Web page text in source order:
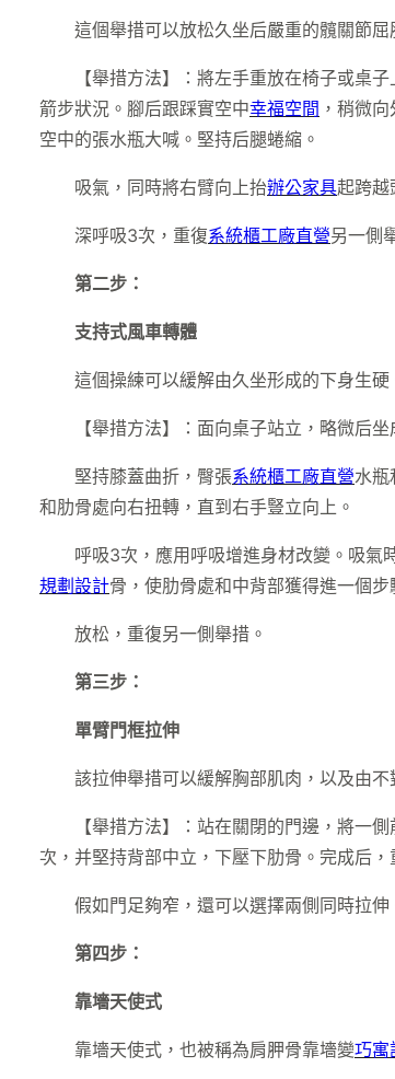
這個舉措可以放松久坐后嚴重的髖關節屈
【舉措方法】：將左手重放在椅子或桌
箭步狀況。腳后跟踩實空中幸福空間 ，稍微
空中的張水瓶大喊。堅持后腿蜷縮。
吸氣，同時將右臂向上抬辦公家具起跨越
深呼吸3次，重復系統櫃工廠直營另一側
第二步：
支持式風車轉體
這個操練可以緩解由久坐形成的下身生
【舉措方法】：面向桌子站立，略微后
堅持膝蓋曲折，臀張系統櫃工廠直營水瓶
和肋骨處向右扭轉，直到右手豎立向上。
呼吸3次，應用呼吸增進身材改變。吸氣
規劃設計骨，使肋骨處和中背部獲得進一個步
放松，重復另一側舉措。
第三步：
單臂門框拉伸
該拉伸舉措可以緩解胸部肌肉，以及由
【舉措方法】：站在關閉的門邊，將一
次，并堅持背部中立，下壓下肋骨。完成后，
假如門足夠窄，還可以選擇兩側同時拉
第四步：
靠墻天使式
靠墻天使式，也被稱為肩胛骨靠墻變巧寓